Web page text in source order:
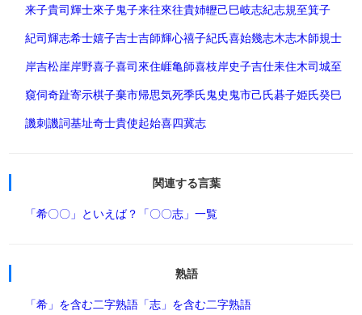
来子貴司輝士來子鬼子来往來往貴姉轣己巳岐志紀志規至箕子
紀司輝志希士嬉子吉士吉師輝心禧子紀氏喜始幾志木志木師規士
岸吉松崖岸野喜子喜司來住崕亀師喜枝岸史子吉仕耒住木司城至
窺伺奇趾寄示棋子棄市帰思気死季氏鬼史 鬼市己氏碁子姫氏癸巳
譏刺譏詞基址奇士貴使起始喜四冀志
関連する言葉
「希〇〇」といえば？ 「〇〇志」一覧
熟語
「希」を含む二字熟語 「志」を含む二字熟語